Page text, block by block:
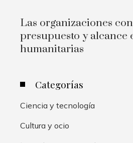
Las organizaciones
presupuesto y alcance
humanitarias
Categorías
Ciencia y tecnología
Cultura y ocio